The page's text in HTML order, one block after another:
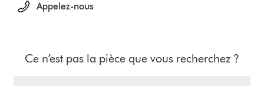
Appelez-nous
Ce n’est pas la pièce que vous recherchez ?